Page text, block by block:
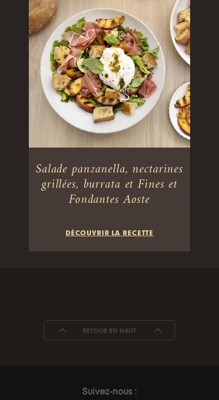
Salade panzanella, nectarines
grillées, burrata et Fines et
Fondantes Aoste
DÉCOUVRIR LA RECETTE
RETOUR EN HAUT
Suivez-nous :